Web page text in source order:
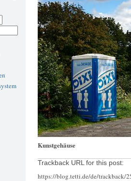
Kunstgehäuse
Trackback URL for this post:
https://blog.tetti.de/de/trackback/